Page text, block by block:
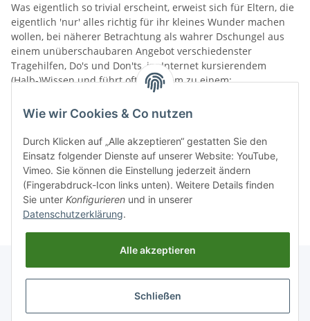
Was eigentlich so trivial erscheint, erweist sich für Eltern, die
eigentlich 'nur' alles richtig für ihr kleines Wunder machen
wollen, bei näherer Betrachtung als wahrer Dschungel aus
einem unüberschaubaren Angebot verschiedenster
Tragehilfen, Do's und Don'ts, im Internet kursierendem
(Halb-)Wissen und führt oft vor allem zu einem:
Der Frage: "Ist das so
wirklich gut für mein Baby ?!"
rund um das Thema Tragen, abgestimmt auf Ihren
inviduellen Schwerpunkt.
Wie wir Cookies & Co nutzen
Durch Klicken auf „Alle akzeptieren“ gestatten Sie den
Einsatz folgender Dienste auf unserer Website: YouTube,
Vimeo. Sie können die Einstellung jederzeit ändern
(Fingerabdruck-Icon links unten). Weitere Details finden
Sie unter Konfigurieren und in unserer
Datenschutzerklärung.
Alle akzeptieren
Schließen